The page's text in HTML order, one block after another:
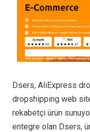
Dsers, AliExpress
dropshipping web
rekabetçi ürün
entegre olan Dsers,